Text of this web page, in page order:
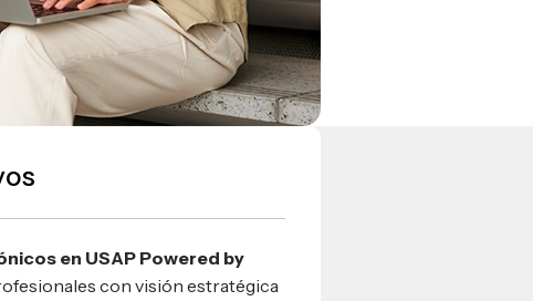
en USAP Powered by
con visión estratégica